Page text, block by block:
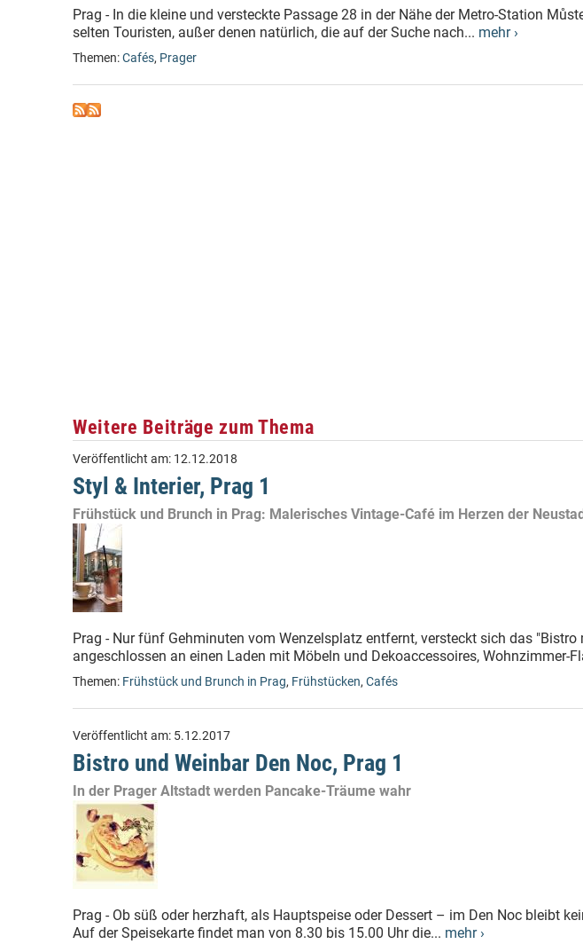
Prag - In die kleine und versteckte Passage 28 in der Nähe der Metro-Station
selten Touristen, außer denen natürlich, die auf der Suche nach... mehr ›
Themen:Cafés, Prager
Weitere Beiträge zum Thema
Veröffentlicht am: 12.12.2018
Styl & Interier, Prag 1
Frühstück und Brunch in Prag: Malerisches Vintage-Café im Herzen der
Prag - Nur fünf Gehminuten vom Wenzelsplatz entfernt, versteckt sich das "Bistro
angeschlossen an einen Laden mit Möbeln und Dekoaccessoires, Wohnzimmer-
Themen: Frühstück und Brunch in Prag, Frühstücken, Cafés
Veröffentlicht am: 5.12.2017
Bistro und Weinbar Den Noc, Prag 1
In der Prager Altstadt werden Pancake-Träume wahr
Prag - Ob süß oder herzhaft, als Hauptspeise oder Dessert – im Den Noc bleibt
Auf der Speisekarte findet man von 8.30 bis 15.00 Uhr die... mehr ›